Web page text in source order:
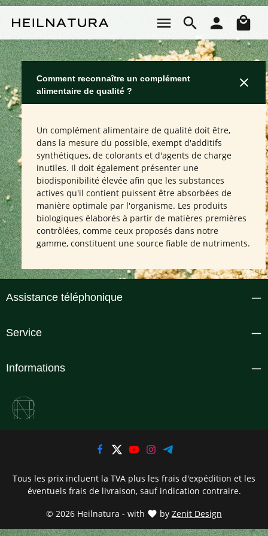
Comment reconnaître un complément
alimentaire de qualité ?
Un complément alimentaire de qualité doit être,
dans la mesure du possible, exempt d'additifs
synthétiques, de colorants et d'agents de charge
inutiles. Il doit également présenter une
biodisponibilité élevée afin que les substances
actives qu'il contient puissent être absorbées de
manière optimale par l'organisme. Les produits
biologiques élaborés à partir de matières premières
contrôlées, comme ceux proposés dans notre
gamme, constituent une source fiable de nutriments.
Assistance téléphonique
Service
Informations
© 2026 Heilnatura - with by Zenit Design
Tous les prix incluent la TVA plus les frais d'expédition et les
éventuels frais de livraison, sauf indication contraire.